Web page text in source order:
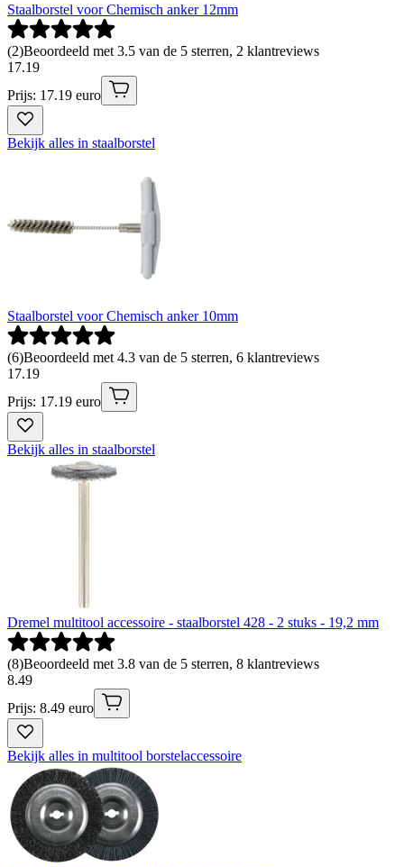
Staalborstel voor Chemisch anker 12mm
(2)Beoordeeld met 3.5 van de 5 sterren, 2 klantreviews
17.19
Prijs: 17.19 euro
Bekijk alles in staalborstel
Staalborstel voor Chemisch anker 10mm
(6)Beoordeeld met 4.3 van de 5 sterren, 6 klantreviews
17.19
Prijs: 17.19 euro
Bekijk alles in staalborstel
Dremel multitool accessoire - staalborstel 428 - 2 stuks - 19,2 mm
(8)Beoordeeld met 3.8 van de 5 sterren, 8 klantreviews
8.49
Prijs: 8.49 euro
Bekijk alles in multitool borstelaccessoire